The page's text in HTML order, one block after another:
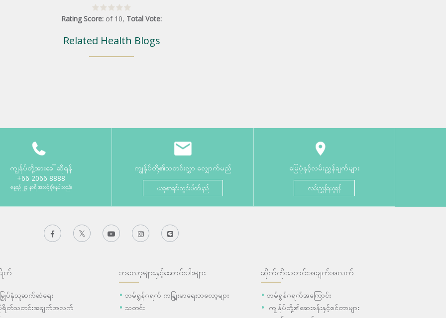
Rating Score: of 10, Total Vote:
Related Health Blogs
ကျွန်ုပ်တို့အားခေါ်ဆိုရန်
+66 2066 8888
နေ့စဉ် ၂၄ နာရီ အသင့်ရှိနေပါသည်။
ကျွန်ုပ်တို့၏သတင်းလွှာ လျှောက်မည်
ယခုစာရင်းသွင်းပါဝင်မည်
မြေပုံနှင့်လမ်းညွှန်ချက်များ
လမ်းညွှန်ရယူရန်
တ်
မြှုပ်နှံသူဆက်ဆံရေး
ရိတ်သတင်းအချက်အလက်
ဘလော့များနှင့်ဆောင်းပါးများ
ဘမ်ရွန်ဂရက် ကနျြးမာရေးဘလော့များ
သတင်း
ဆိုက်ကိုသတင်းအချက်အလက်
ဘမ်ရွန်ဂရက်အကြောင်း
ကျွန်ုပ်တို့၏ဆေးခန်းနှင့်စင်တာများ